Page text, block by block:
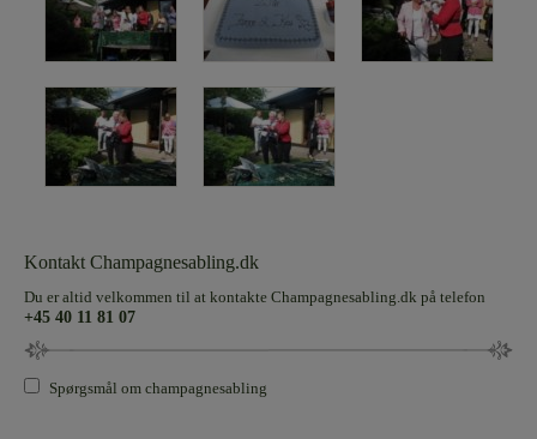
Kontakt Champagnesabling.dk
Du er altid velkommen til at kontakte Champagnesabling.dk på telefon
+45 40 11 81 07
Spørgsmål om champagnesabling